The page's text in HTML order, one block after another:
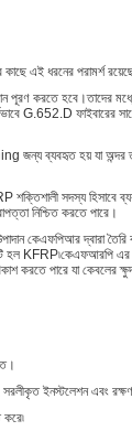
এই ধরনের পরামর্শ
করতে হবে।তাদের
G.652.D ফাইবারের
ব্যবহৃত হয় যা অন্দর
সদস্য হিসাবে
নিশ্চিত করতে পারে।
কেএফপিআর দ্বারা
KFRP৷কেএফআরপি এর
করতে পারে যা কেবলের
ইনস্টলেশন এবং
করে৷